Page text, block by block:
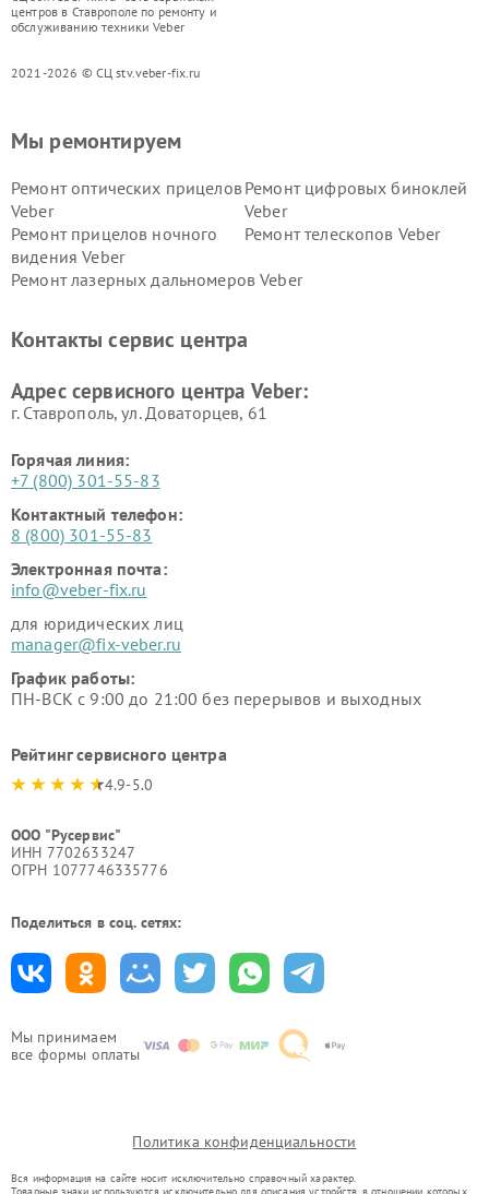
центров в Ставрополе по ремонту и
обслуживанию техники Veber
2021-2026 © СЦ stv.veber-fix.ru
Мы принимаем
все формы оплаты
Мы ремонтируем
Ремонт оптических прицелов
Veber
Ремонт цифровых биноклей
Veber
Ремонт прицелов ночного
видения Veber
Ремонт телескопов Veber
Ремонт лазерных дальномеров Veber
Контакты сервис центра
Адрес сервисного центра Veber:
г. Ставрополь, ул. Доваторцев, 61
Горячая линия:
+7 (800) 301-55-83
Контактный телефон:
8 (800) 301-55-83
Электронная почта:
info@veber-fix.ru
для юридических лиц
manager@fix-veber.ru
График работы:
ПН-ВСК с 9:00 до 21:00 без перерывов и выходных
Рейтинг сервисного центра
4.9-5.0
ООО "Русервис"
ИНН 7702633247
ОГРН 1077746335776
Поделиться в соц. сетях:
Политика конфиденциальности
Вся информация на сайте носит исключительно справочный характер.